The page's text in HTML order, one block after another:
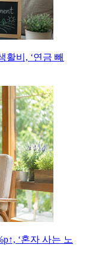
활비, ‘연금 빼
‘혼자 사는 노